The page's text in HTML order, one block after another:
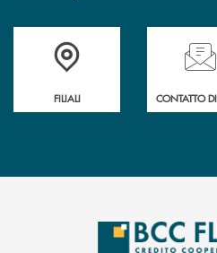
Trova la filiale più vicina a te
FILIALI
Hai
CONTATTO